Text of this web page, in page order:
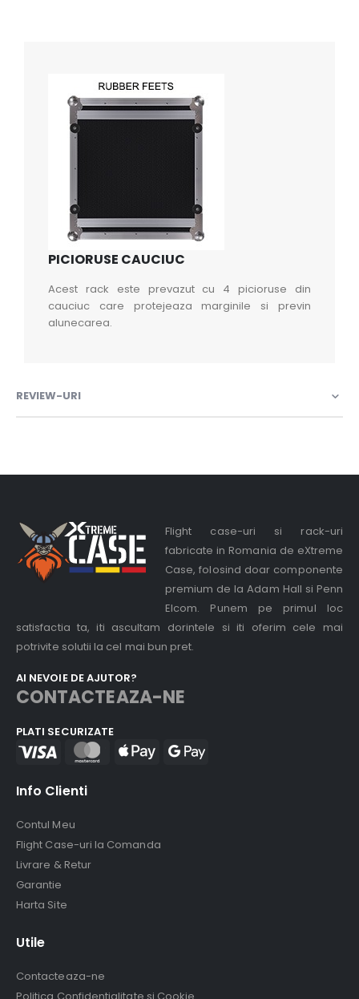
PICIORUSE CAUCIUC
Acest rack este prevazut cu 4 picioruse din
cauciuc care protejeaza marginile si previn
alunecarea.
REVIEW-URI
Flight case-uri si rack-uri
fabricate in Romania de eXtreme
Case, folosind doar componente
premium de la Adam Hall si Penn
Elcom. Punem pe primul loc
satisfactia ta, iti ascultam dorintele si iti oferim cele mai
potrivite solutii la cel mai bun pret.
AI NEVOIE DE AJUTOR?
CONTACTEAZA-NE
PLATI SECURIZATE
Info Clienti
Contul Meu
Flight Case-uri la Comanda
Livrare & Retur
Garantie
Harta Site
Utile
Contacteaza-ne